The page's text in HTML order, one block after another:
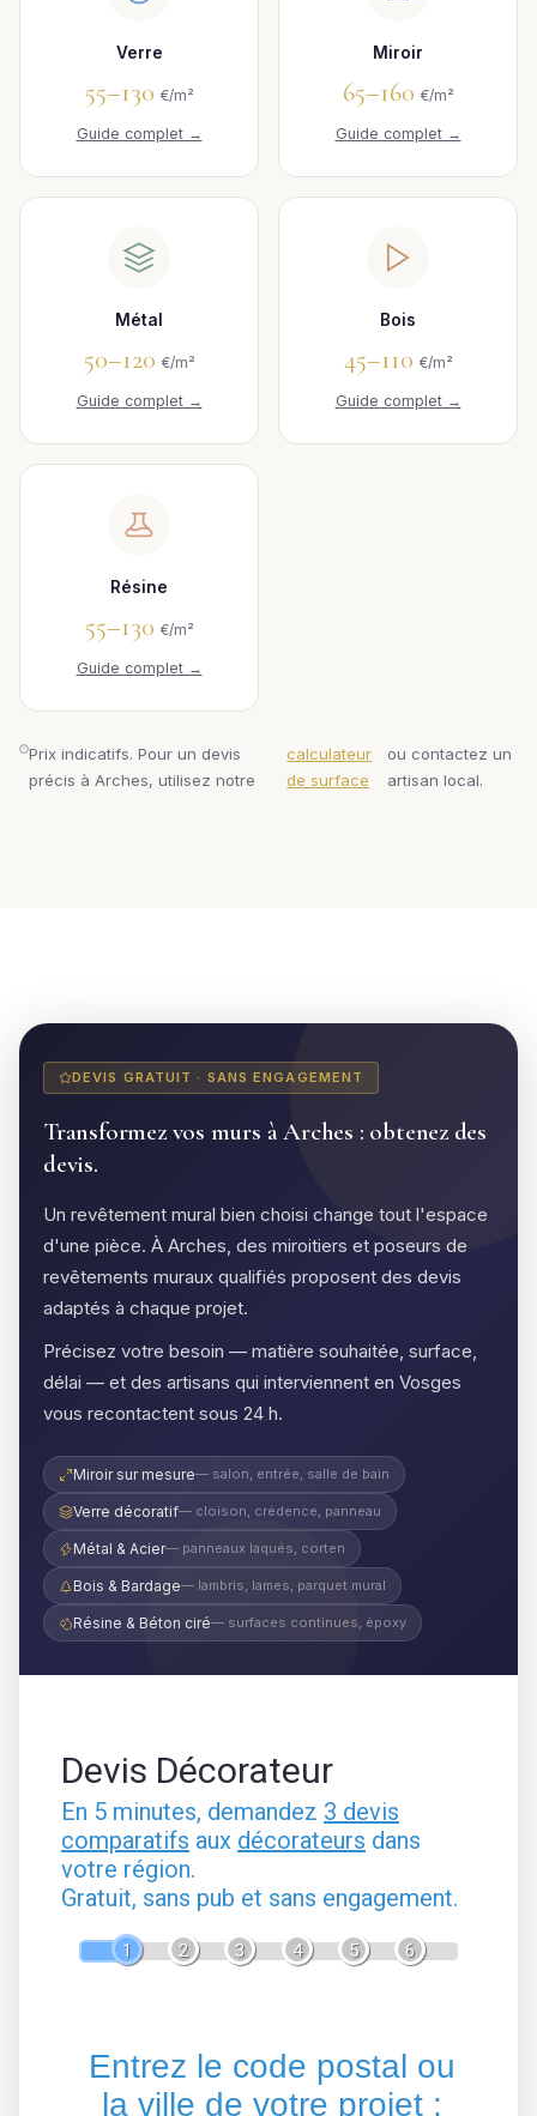
Verre
55–130 €/m²
Guide complet →
Miroir
65–160 €/m²
Guide complet →
Métal
50–120 €/m²
Guide complet →
Bois
45–110 €/m²
Guide complet →
Résine
55–130 €/m²
Guide complet →
Prix indicatifs. Pour un devis
précis à Arches, utilisez notre
calculateur
de surface
ou contactez un
artisan local.
DEVIS GRATUIT · SANS ENGAGEMENT
Transformez vos murs à Arches : obtenez des
devis.
Un revêtement mural bien choisi change tout l'espace
d'une pièce. À Arches, des miroitiers et poseurs de
revêtements muraux qualifiés proposent des devis
adaptés à chaque projet.
Précisez votre besoin — matière souhaitée, surface,
délai — et des artisans qui interviennent en Vosges
vous recontactent sous 24 h.
Miroir sur mesure— salon, entrée, salle de bain
Verre décoratif— cloison, crédence, panneau
Métal & Acier— panneaux laqués, corten
Bois & Bardage— lambris, lames, parquet mural
Résine & Béton ciré— surfaces continues, époxy
Devis Décorateur
En 5 minutes, demandez 3 devis
comparatifs aux décorateurs dans
votre région.
Gratuit, sans pub et sans engagement.
1 2 3 4 5 6
Entrez le code postal ou
la ville de votre projet :